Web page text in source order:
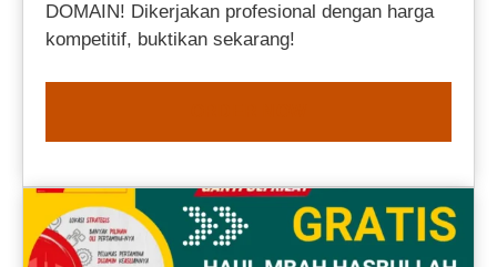
DOMAIN! Dikerjakan profesional dengan harga
kompetitif, buktikan sekarang!